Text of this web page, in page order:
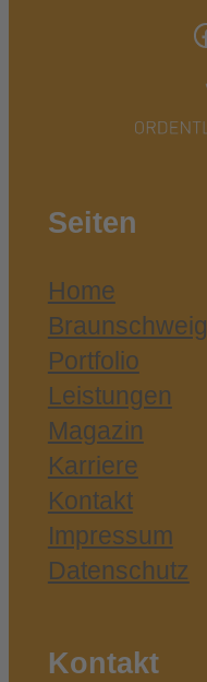
Facebook
Seiten
Home
Braunschweig
Portfolio
Leistungen
Magazin
Karriere
Kontakt
Impressum
Datenschutz
Kontakt